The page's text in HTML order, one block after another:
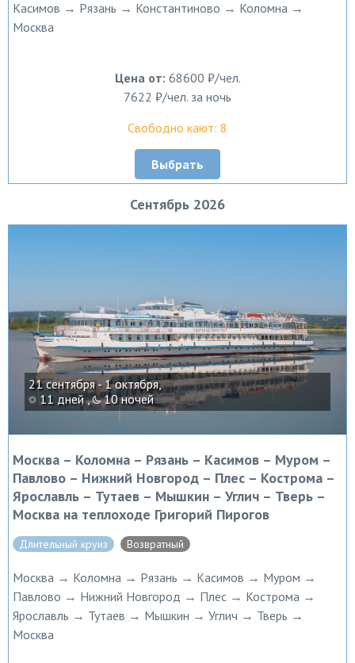
Касимов → Рязань → Константиново → Коломна →
Москва
Цена от: 68600 ₽/чел.
7622 ₽/чел. за ночь
Свободно кают: 8
Выбрать
Сентябрь 2026
21 сентября - 1 октября,
11 дней , 10 ночей
Москва – Коломна – Рязань – Касимов – Муром –
Павлово – Нижний Новгород – Плес – Кострома –
Ярославль – Тутаев – Мышкин – Углич – Тверь –
Москва на теплоходе Григорий Пирогов
Длительный круиз Возвратный
Москва → Коломна → Рязань → Касимов → Муром →
Павлово → Нижний Новгород → Плес → Кострома →
Ярославль → Тутаев → Мышкин → Углич → Тверь →
Москва